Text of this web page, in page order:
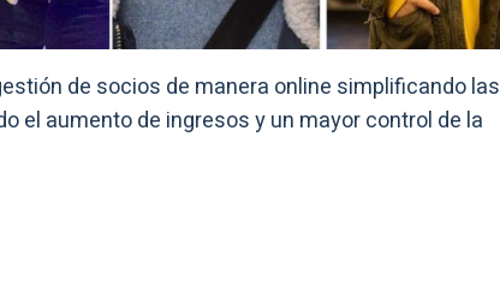
de socios de manera online simplificando las
el aumento de ingresos y un mayor control de la